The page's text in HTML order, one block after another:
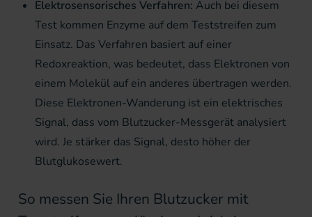
Elektrosensorisches Verfahren: Auch bei diesem
Test kommen Enzyme auf dem Teststreifen zum
Einsatz. Das Verfahren basiert auf einer
Redoxreaktion, was bedeutet, dass Elektronen von
einem Molekül auf ein anderes übertragen werden.
Diese Elektronen-Wanderung ist ein elektrisches
Signal, dass vom Blutzucker-Messgerät analysiert
wird. Je stärker das Signal, desto höher der
Blutglukosewert.
So messen Sie Ihren Blutzucker mit